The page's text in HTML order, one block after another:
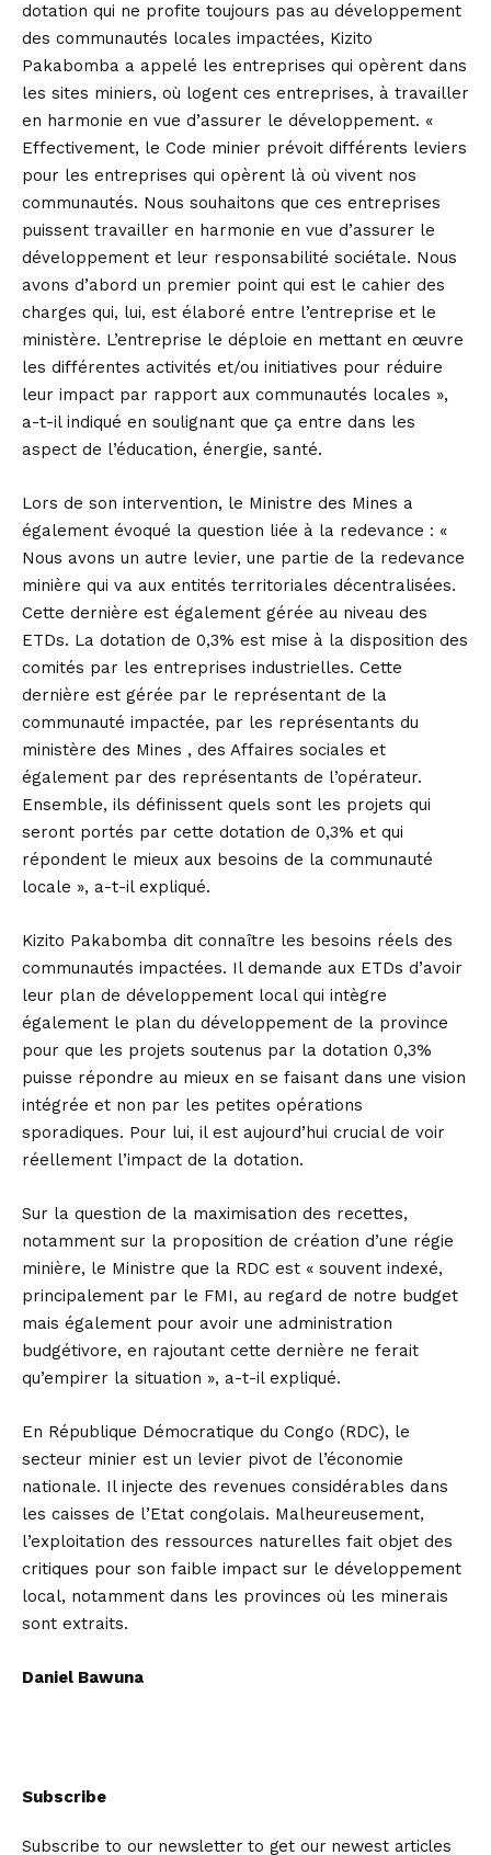
dotation qui ne profite toujours pas au développement
des communautés locales impactées, Kizito
Pakabomba a appelé les entreprises qui opèrent dans
les sites miniers, où logent ces entreprises, à travailler
en harmonie en vue d’assurer le développement. «
Effectivement, le Code minier prévoit différents leviers
pour les entreprises qui opèrent là où vivent nos
communautés. Nous souhaitons que ces entreprises
puissent travailler en harmonie en vue d’assurer le
développement et leur responsabilité sociétale. Nous
avons d’abord un premier point qui est le cahier des
charges qui, lui, est élaboré entre l’entreprise et le
ministère. L’entreprise le déploie en mettant en œuvre
les différentes activités et/ou initiatives pour réduire
leur impact par rapport aux communautés locales »,
a-t-il indiqué en soulignant que ça entre dans les
aspect de l’éducation, énergie, santé.
Lors de son intervention, le Ministre des Mines a
également évoqué la question liée à la redevance : «
Nous avons un autre levier, une partie de la redevance
minière qui va aux entités territoriales décentralisées.
Cette dernière est également gérée au niveau des
ETDs. La dotation de 0,3% est mise à la disposition des
comités par les entreprises industrielles. Cette
dernière est gérée par le représentant de la
communauté impactée, par les représentants du
ministère des Mines , des Affaires sociales et
également par des représentants de l’opérateur.
Ensemble, ils définissent quels sont les projets qui
seront portés par cette dotation de 0,3% et qui
répondent le mieux aux besoins de la communauté
locale », a-t-il expliqué.
Kizito Pakabomba dit connaître les besoins réels des
communautés impactées. Il demande aux ETDs d’avoir
leur plan de développement local qui intègre
également le plan du développement de la province
pour que les projets soutenus par la dotation 0,3%
puisse répondre au mieux en se faisant dans une vision
intégrée et non par les petites opérations
sporadiques. Pour lui, il est aujourd’hui crucial de voir
réellement l’impact de la dotation.
Sur la question de la maximisation des recettes,
notamment sur la proposition de création d’une régie
minière, le Ministre que la RDC est « souvent indexé,
principalement par le FMI, au regard de notre budget
mais également pour avoir une administration
budgétivore, en rajoutant cette dernière ne ferait
qu’empirer la situation », a-t-il expliqué.
En République Démocratique du Congo (RDC), le
secteur minier est un levier pivot de l’économie
nationale. Il injecte des revenues considérables dans
les caisses de l’Etat congolais. Malheureusement,
l’exploitation des ressources naturelles fait objet des
critiques pour son faible impact sur le développement
local, notamment dans les provinces où les minerais
sont extraits.
Daniel Bawuna
Subscribe
Subscribe to our newsletter to get our newest articles